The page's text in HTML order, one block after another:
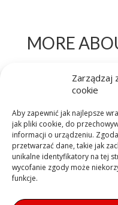
Zarządzaj
cookie
Aby zapewnić jak najlepsze
jak pliki cookie, do
informacji o urządzeniu.
przetwarzać dane, takie jak
unikalne identyfikatory na tej
wycofanie zgody może
funkcje.
MORE
SEMIOGRAPHY. A Visual
Language, and Perception
Gloria Artis Medal for
Gloria Artis
MADE ON EARTH, HOMO
BODY
3D. IMPLICATIONS. DIGIT